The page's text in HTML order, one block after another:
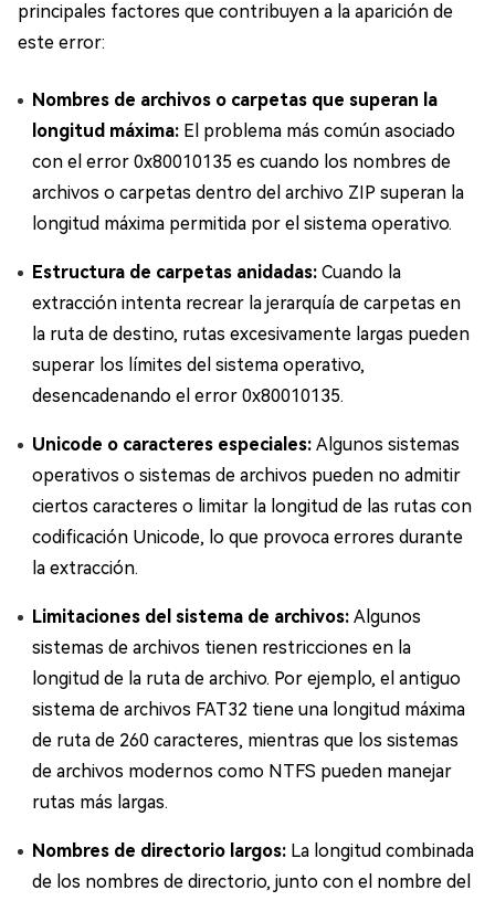
principales factores que contribuyen a la aparición de
este error:
Nombres de archivos o carpetas que superan la
longitud máxima: El problema más común asociado
con el error 0x80010135 es cuando los nombres de
archivos o carpetas dentro del archivo ZIP superan la
longitud máxima permitida por el sistema operativo.
Estructura de carpetas anidadas: Cuando la
extracción intenta recrear la jerarquía de carpetas en
la ruta de destino, rutas excesivamente largas pueden
superar los límites del sistema operativo,
desencadenando el error 0x80010135.
Unicode o caracteres especiales: Algunos sistemas
operativos o sistemas de archivos pueden no admitir
ciertos caracteres o limitar la longitud de las rutas con
codificación Unicode, lo que provoca errores durante
la extracción.
Limitaciones del sistema de archivos: Algunos
sistemas de archivos tienen restricciones en la
longitud de la ruta de archivo. Por ejemplo, el antiguo
sistema de archivos FAT32 tiene una longitud máxima
de ruta de 260 caracteres, mientras que los sistemas
de archivos modernos como NTFS pueden manejar
rutas más largas.
Nombres de directorio largos: La longitud combinada
de los nombres de directorio, junto con el nombre del